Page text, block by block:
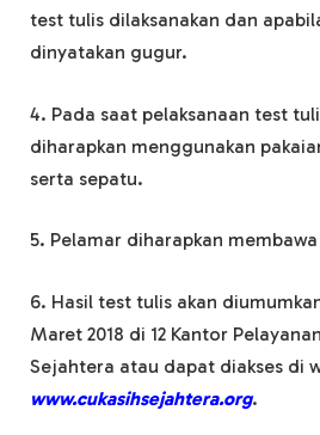
test tulis dilaksanakan dan
dinyatakan gugur.
4. Pada saat pelaksanaan test
diharapkan menggunakan
serta sepatu.
5. Pelamar diharapkan
6. Hasil test tulis akan
Maret 2018 di 12 Kantor
Sejahtera atau dapat diakses di
www.cukasihsejahtera.org.